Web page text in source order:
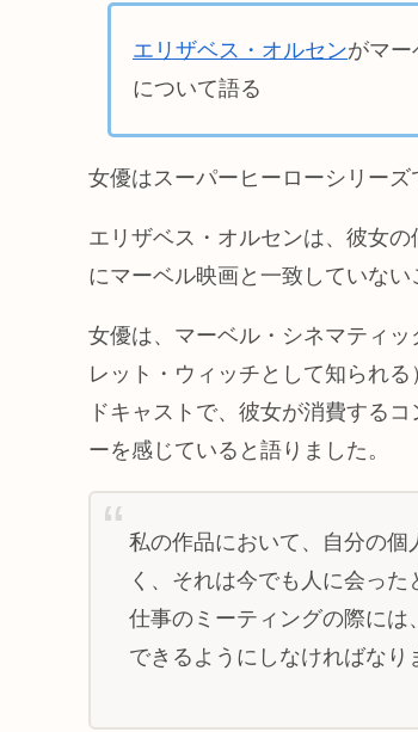
エリザベス・オルセンがマ
について語る
女優はスーパーヒーローシリーズ
エリザベス・オルセンは、彼女
にマーベル映画と一致していない
女優は、マーベル・シネマティ
レット・ウィッチとして知られ
ドキャストで、彼女が消費する
ーを感じていると語りました。
私の作品において、自分の
く、それは今でも人に会っ
仕事のミーティングの際に
できるようにしなければなり